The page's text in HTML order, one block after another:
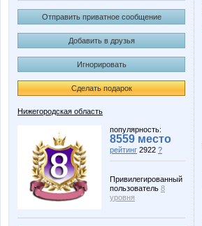
Отправить приватное сообщение
Добавить в друзья
Игнорировать
Сделать подарок
Нижегородская область
популярность:
8559 место
рейтинг 2922 ?
Привилегированный
пользователь 8
уровня